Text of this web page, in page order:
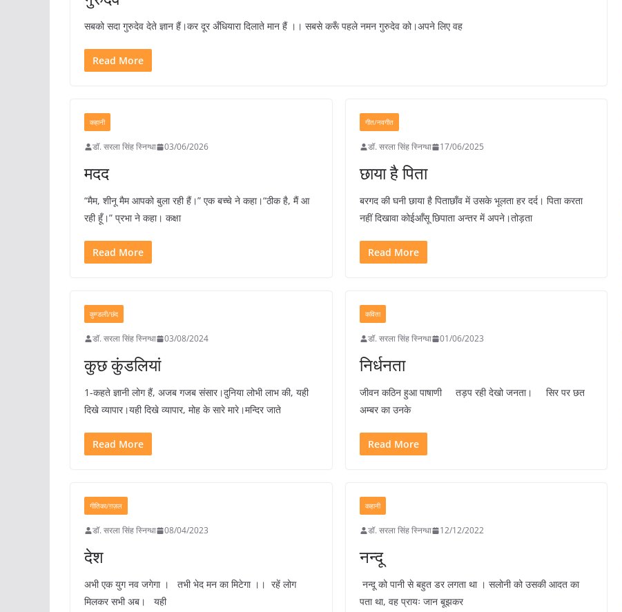
सबको सदा गुरुदेव देते ज्ञान हैं।कर दूर अँधियारा दिलाते मान हैं ।। सबसे करूँ पहले नमन गुरुदेव को।अपने लिए वह
Read More
कहानी
डॉ. सरला सिंह स्निग्धा 03/06/2026
मदद
“मैम, शीनू मैम आपको बुला रही हैं।” एक बच्चे ने कहा।“ठीक है, मैं आ
रही हूँ।” प्रभा ने कहा। कक्षा
Read More
गीत/नवगीत
डॉ. सरला सिंह स्निग्धा 17/06/2025
छाया है पिता
बरगद की घनी छाया है पिताछाँव में उसके भूलता हर दर्द। पिता करता
नहीं दिखावा कोईआँसू छिपाता अन्तर में अपने।तोड़ता
Read More
कुण्डली/छंद
डॉ. सरला सिंह स्निग्धा 03/08/2024
कुछ कुंडलियां
1-कहते ज्ञानी लोग हैं, अजब गजब संसार।दुनिया लोभी लाभ की, यही
दिखे व्यापार।यही दिखे व्यापार, मोह के सारे मारे।मन्दिर जाते
Read More
कविता
डॉ. सरला सिंह स्निग्धा 01/06/2023
निर्धनता
जीवन कठिन हुआ पाषाणी तड़प रही देखो जनता। सिर पर छत
अम्बर का उनके
Read More
गीतिका/ग़ज़ल
डॉ. सरला सिंह स्निग्धा 08/04/2023
देश
अभी एक युग नव जगेगा । तभी भेद मन का मिटेगा ।। रहें लोग
मिलकर सभी अब। यही
कहानी
डॉ. सरला सिंह स्निग्धा 12/12/2022
नन्दू
नन्दू को पानी से बहुत डर लगता था । सलोनी को उसकी आदत का
पता था, वह प्रायः जान बूझकर